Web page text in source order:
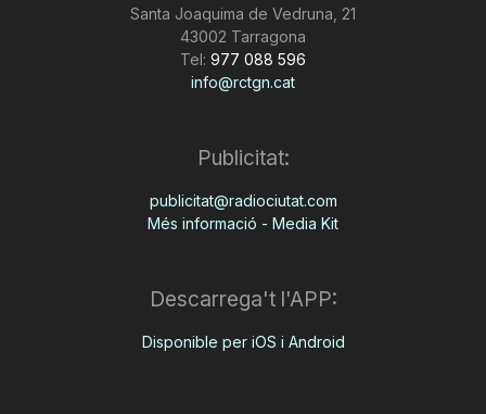
Santa Joaquima de Vedruna, 21
43002 Tarragona
Tel: 977 088 596
info@rctgn.cat
Publicitat:
publicitat@radiociutat.com
Més informació - Media Kit
Descarrega't l'APP:
Disponible per iOS i Android